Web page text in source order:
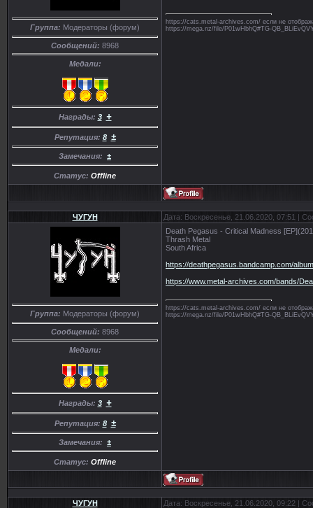
Группа: Модераторы (форум)
Сообщений: 8968
Медали:
Награды: 3 +
Репутация: 8 ±
Замечания: ±
Статус: Offline
https://cats.metal-archives.com/ если не
https://mega.nz/file/P01wHbhQ#TG-
ЧУГУН Дата: Воскресенье, 21.06.2020, 07:51 |
Группа: Модераторы (форум)
Сообщений: 8968
Медали:
Награды: 3 +
Репутация: 8 ±
Замечания: ±
Статус: Offline
Death Pegasus - Critical Madness
Thrash Metal
South Africa
https://deathpegasus.bandcamp.com/
https://www.metal-archives.com/bands/
https://cats.metal-archives.com/ если не
https://mega.nz/file/P01wHbhQ#TG-
ЧУГУН Дата: Воскресенье, 21.06.2020, 09:22 |